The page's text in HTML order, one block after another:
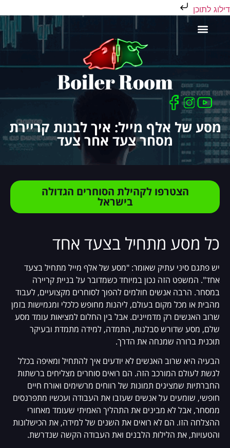
דילוג לתוכן
מסע של אלף מייל: איך לבנות קריירת
מסחר צעד אחר צעד
הצטרפו לקהילת הסוחרים הגדולה
בישראל
כל מסע מתחיל בצעד אחד
יש פתגם סיני עתיק שאומר: "מסע של אלף מייל מתחיל בצעד
אחד". המשפט הזה נכון במיוחד כשמדובר על בניית קריירה
במסחר. הרבה אנשים חולמים להפוך לסוחרים מקצועיים, לעבוד
מהבית או מכל מקום בעולם, ליהנות מחופש כלכלי ומגמישות בזמן
שרוב האנשים רק מדמיינים. אבל בין החלום למציאות עומד מסע
שלם, מסע שדורש סבלנות, התמדה, למידה מתמדת ובעיקר
תוכנית ברורה שמנחה את הדרך.
הבעיה היא שרוב האנשים לא יודעים איך להתחיל ומאיפה בכלל
לגשת לעולם המורכב הזה. הם רואים סוחרים מצליחים ברשתות
החברתיות שמציגים תמונות של רווחים מרשימים ואורח חיים
חופשי, שומעים על אנשים שעזבו את העבודה ועכשיו מתפרנסים
ממסחר, אבל לא מבינים את התהליך האמיתי שעומד מאחורי
ההצלחה הזו. הם לא רואים את השנים של למידה, את הכישלונות
והטעויות, את הלילות הלבנים ואת העבודה הקשה שנדרשת.